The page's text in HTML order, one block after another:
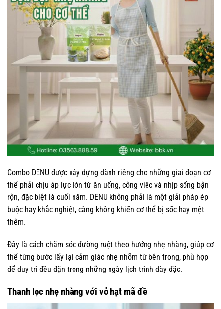
Combo DENU được xây dựng dành riêng cho những giai đoạn cơ
thể phải chịu áp lực lớn từ ăn uống, công việc và nhịp sống bận
rộn, đặc biệt là cuối năm. DENU không phải là một giải pháp ép
buộc hay khắc nghiệt, càng không khiến cơ thể bị sốc hay mệt
thêm.
Đây là cách chăm sóc đường ruột theo hướng nhẹ nhàng, giúp cơ
thể từng bước lấy lại cảm giác nhẹ nhõm từ bên trong, phù hợp
để duy trì đều đặn trong những ngày lịch trình dày đặc.
Thanh lọc nhẹ nhàng với vỏ hạt mã đề